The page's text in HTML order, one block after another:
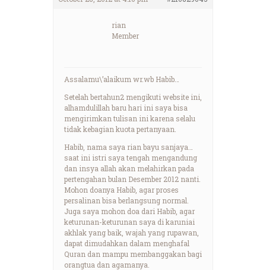
rian
Member
Assalamu\’alaikum wr.wb Habib…
Setelah bertahun2 mengikuti website ini,
alhamdulillah baru hari ini saya bisa
mengirimkan tulisan ini karena selalu
tidak kebagian kuota pertanyaan.
Habib, nama saya rian bayu sanjaya…
saat ini istri saya tengah mengandung
dan insya allah akan melahirkan pada
pertengahan bulan Desember 2012 nanti.
Mohon doanya Habib, agar proses
persalinan bisa berlangsung normal.
Juga saya mohon doa dari Habib, agar
keturunan-keturunan saya di karuniai
akhlak yang baik, wajah yang rupawan,
dapat dimudahkan dalam menghafal
Quran dan mampu membanggakan bagi
orangtua dan agamanya.